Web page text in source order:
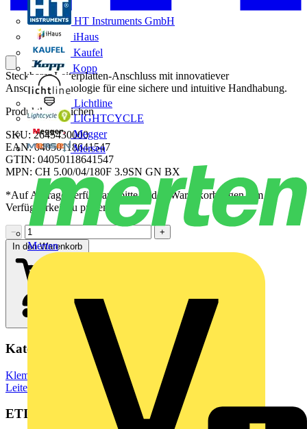
HT Instruments GmbH
iHaus
Kaufel
Kopp
Lichtline
LIGHTCYCLE
Megger
Mersen
Merten
Steckbarer Leiterplatten-Anschluss mit innovatiever
Anschlusstechnologie für eine sichere und intuitive Handhabung.
Produktkennzeichen
SKU: 2645430000
EAN: 04050118641547
GTIN: 04050118641547
MPN: CH 5.00/04/180F 3.9SN GN BX
*Auf Anfrage verfügbar - bitte in den Warenkorb legen, um
Verfügbarkeit zu prüfen
−
+
In den Warenkorb
Kategorien
Klemmen, Steckverbinder & Verbindungselemente
Leiterplattensteckverbinder
ETIM Group